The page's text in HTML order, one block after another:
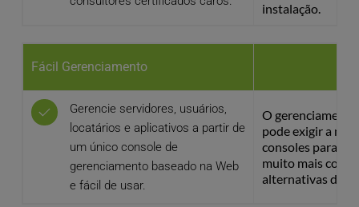
instalação.
Fácil Gerenciamento
Gerencie servidores, usuários,
locatários e aplicativos a partir de
um único console de
gerenciamento baseado na Web
e fácil de usar.
O
pode exigir a
consoles para
muito mais
alternativas da